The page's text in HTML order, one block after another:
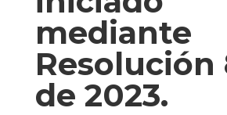
mediante
Resolución
de 2023.